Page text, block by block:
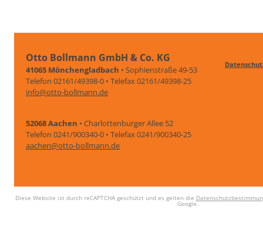
Otto Bollmann GmbH & Co. KG
41065 Mönchengladbach • Sophienstraße 49-53
Telefon 02161/49398-0 • Telefax 02161/49398-25
info@otto-bollmann.de
52068 Aachen • Charlottenburger Allee 52
Telefon 0241/900340-0 • Telefax 0241/900340-25
aachen@otto-bollmann.de
Diese Website ist durch reCAPTCHA geschützt und es gelten die
Google.